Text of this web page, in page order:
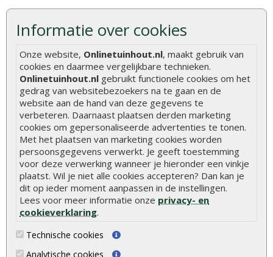
Informatie over cookies
Onze website, Onlinetuinhout.nl, maakt gebruik van
cookies en daarmee vergelijkbare technieken.
Onlinetuinhout.nl gebruikt functionele cookies om het
gedrag van websitebezoekers na te gaan en de
website aan de hand van deze gegevens te
verbeteren. Daarnaast plaatsen derden marketing
cookies om gepersonaliseerde advertenties te tonen.
Met het plaatsen van marketing cookies worden
persoonsgegevens verwerkt. Je geeft toestemming
voor deze verwerking wanneer je hieronder een vinkje
plaatst. Wil je niet alle cookies accepteren? Dan kan je
dit op ieder moment aanpassen in de instellingen.
Lees voor meer informatie onze privacy- en
cookieverklaring.
Technische cookies
Analytische cookies
Hoe zelf een vlonder leggen
Hoe betonpaal plaatsen
Hoe schutting plaatsen
De 9 beste tuinschermen van Onlinetuinhout.nl
Stijlvolle houtsoorten voor in de tuin
Duurzame tuin
Welke palen voor een schapenhek
Alle populaire categorieën
Tuinhout
Schutting
Tuinpalen
Tuindeuren
Tuinschermen
Steigerplanken